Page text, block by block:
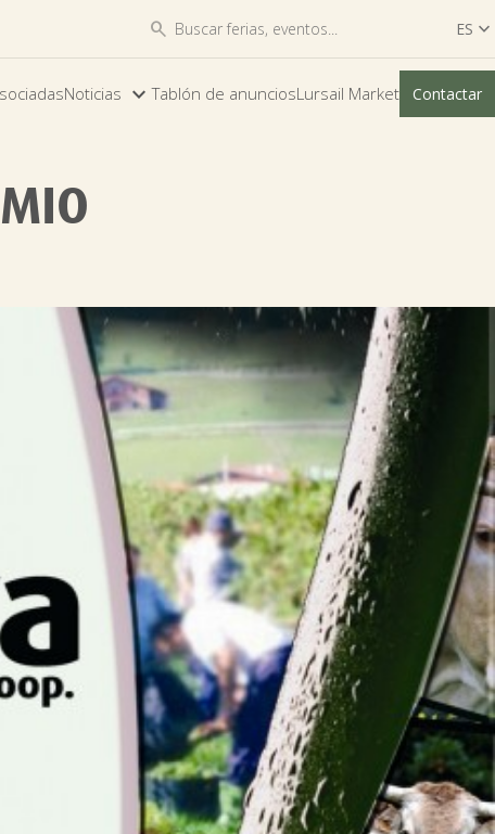
 ES 
ES
EU
Noticias Tablón de anunciosLursail Market Contactar